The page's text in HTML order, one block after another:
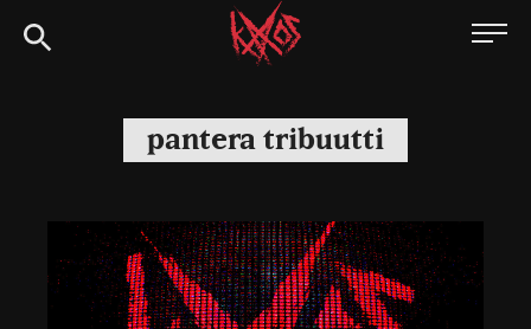
Siirry
suoraan
Kaaoszine
pantera tribuutti